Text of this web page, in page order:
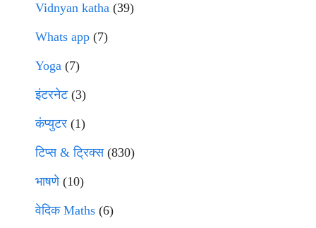
Vidnyan katha (39)
Whats app (7)
Yoga (7)
इंटरनेट(3)
कंप्युटर (1)
टिप्स & ट्रिक्स(830)
भाषणे(10)
वेदिक Maths (6)